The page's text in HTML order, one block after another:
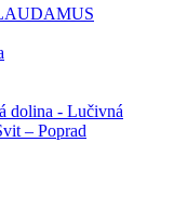
dolina - Lučivná
– Poprad